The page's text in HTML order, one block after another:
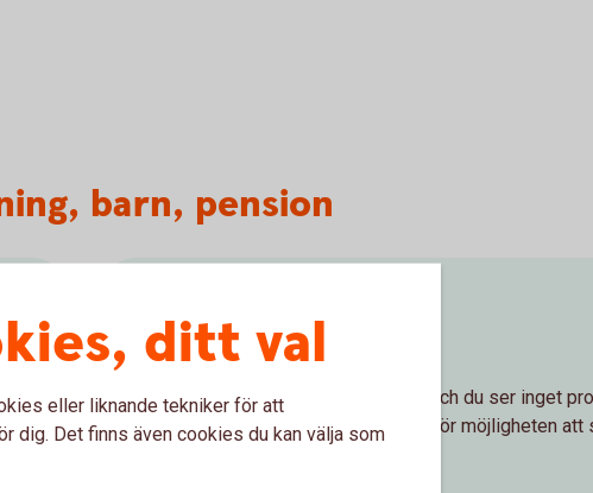
barn, pension
Djärv
För dig är det avkastning som gäller och du ser inget
att riskera en del av dina sparpengar för möjligheten att
ditt val
eller liknande tekniker för att
dig. Det finns även cookies du kan välja som